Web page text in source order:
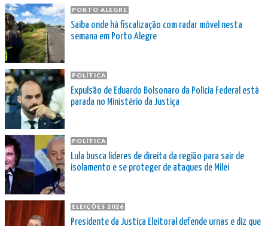
PORTO ALEGRE
Saiba onde há fiscalização com radar móvel nesta
semana em Porto Alegre
POLÍTICA
Expulsão de Eduardo Bolsonaro da Polícia Federal está
parada no Ministério da Justiça
POLÍTICA
Lula busca líderes de direita da região para sair de
isolamento e se proteger de ataques de Milei
ELEIÇÕES 2026
Presidente da Justiça Eleitoral defende urnas e diz que